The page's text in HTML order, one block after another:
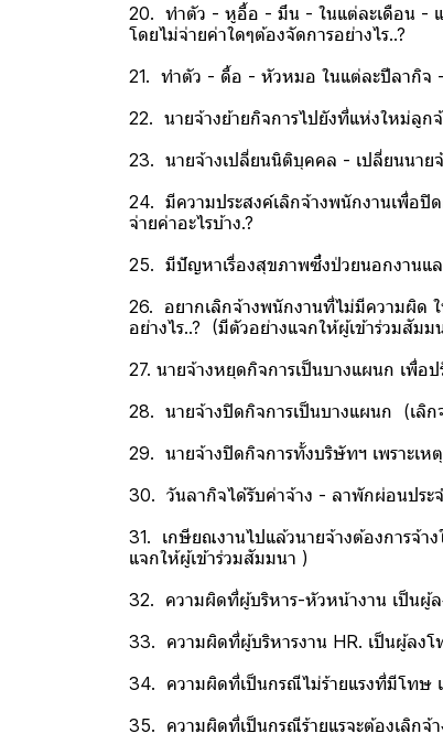
20. ทำตัว - หูอื้อ - มึน - ในแต่ละเดือ
โดยไม่จ่ายค่าใดๆต้องจัดการอย่างไร..?
21. ทำตัว - ดื้อ - หัวหมอ ในแต่ละปีลากิจ -
22. นายจ้างย้ายกิจการไปยังที่แห่งใหม่ลูก
23. นายจ้างเปลี่ยนนิติบุคคล - เปลี่ยนนายจ้
24. มีความประสงค์เลิกจ้างพนักงานเพื่อปิ
จ่ายค่าอะไรบ้าง.?
25. มีปัญหาเรื่องสุขภาพซึ่งป่วยนอกงานแล
26. อยากเลิกจ้างพนักงานที่ไม่มีความผิด
อย่างไร..? (มีตัวอย่างแจกให้ผู้เข้าร่วมสัมม
27. นายจ้างหยุดกิจการเป็นบางแผนก เพื่อ
28. นายจ้างปิดกิจการเป็นบางแผนก (เลิก
29. นายจ้างปิดกิจการทั้งบริษัทฯ เพราะเห
30. วันลากิจได้รับค่าจ้าง - ลาพักผ่อนประ
31. เกษียณงานไปแล้วนายจ้างต้องการจ้
แจกให้ผู้เข้าร่วมสัมมนา )
32. ความผิดที่ผู้บริหาร-หัวหน้างาน เป็นผู้
33. ความผิดที่ผู้บริหารงาน HR. เป็นผู้ลง
34. ความผิดที่เป็นกรณีไม่ร้ายแรงที่มีโทษ
35. ความผิดที่เป็นกรณีร้ายแรจะต้องเลิกจ้